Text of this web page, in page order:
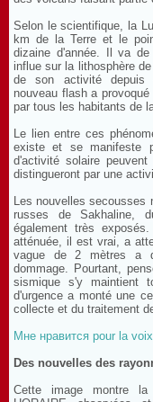
Selon le scientifique, la
km de la Terre et le
dizaine d'année. Il va
influe sur la lithosphère
de son activité depuis
nouveau flash a
par tous les habitants de
Le lien entre ces
existe et se manifeste
d'activité solaire
distingueront par une
Les nouvelles secousses
russes de Sakhaline,
également très
atténuée, il est vrai, a
vague de 2 mètres a
dommage. Pourtant,
sismique s'y maintient
d'urgence a monté une
collecte et du traitement
Мне нравится pour la
Des nouvelles des
Cette image montre la